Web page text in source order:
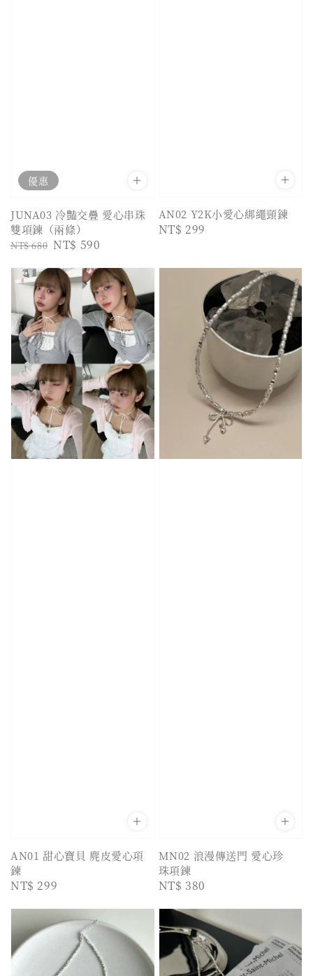
優惠
JUNA03 冷豔交疊 愛心串珠
雙項鍊（兩條）
Regular
NT$ 680 Sale
NT$ 590
AN02 Y2K小愛心綁繩頸鍊
Regular
NT$ 299
AN01 甜心寶貝 麂皮愛心項
鍊
Regular
NT$ 299
MN02 浪漫傳送門 愛心珍
珠項鍊
Regular
NT$ 380